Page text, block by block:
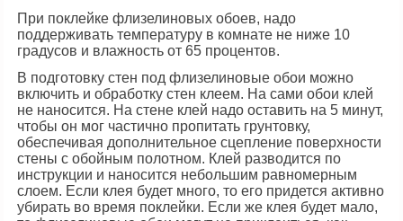
При поклейке флизелиновых обоев, надо
поддерживать температуру в комнате не ниже 10
градусов и влажность от 65 процентов.
В подготовку стен под флизелиновые обои можно
включить и обработку стен клеем. На сами обои клей
не наносится. На стене клей надо оставить на 5 минут,
чтобы он мог частично пропитать грунтовку,
обеспечивая дополнительное сцепление поверхности
стены с обойным полотном. Клей разводится по
инструкции и наносится небольшим равномерным
слоем. Если клея будет много, то его придется активно
убирать во время поклейки. Если же клея будет мало,